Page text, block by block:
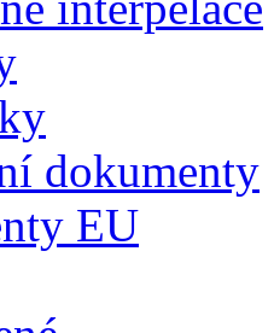
dokumenty
EU